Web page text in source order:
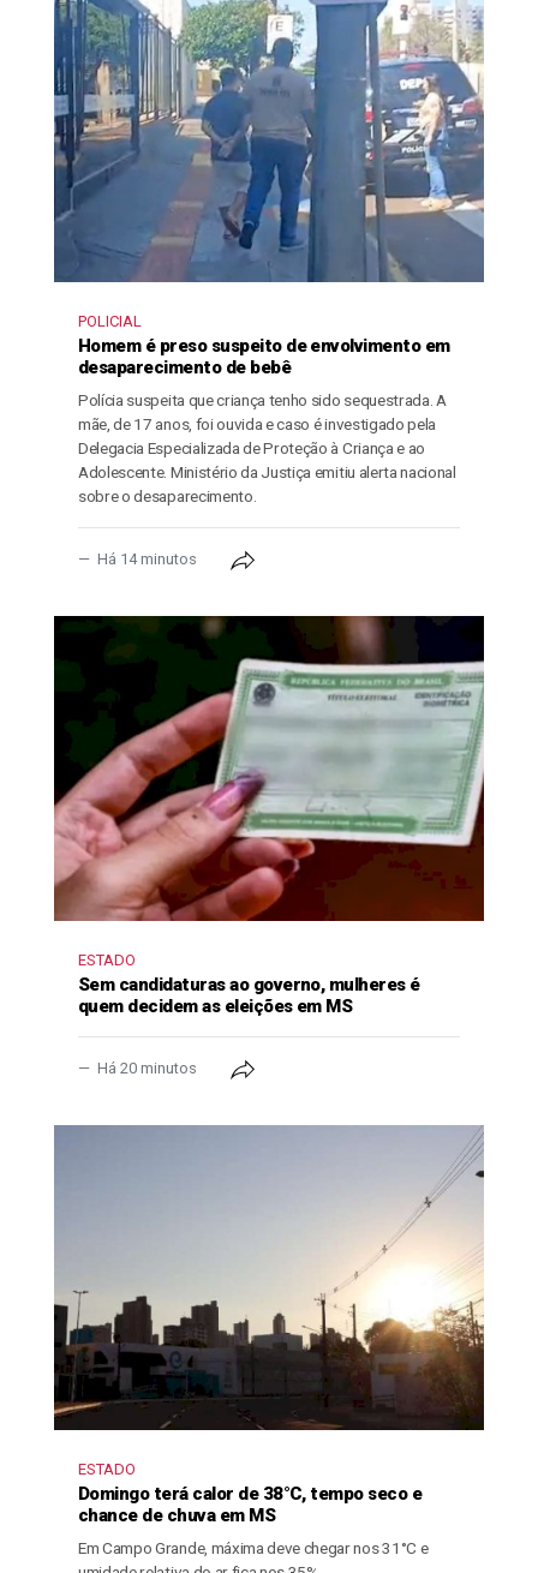
POLICIAL
Homem é preso suspeito de envolvimento em
desaparecimento de bebê
Polícia suspeita que criança tenho sido sequestrada. A
mãe, de 17 anos, foi ouvida e caso é investigado pela
Delegacia Especializada de Proteção à Criança e ao
Adolescente. Ministério da Justiça emitiu alerta nacional
sobre o desaparecimento.
Há 14 minutos
ESTADO
Sem candidaturas ao governo, mulheres é
quem decidem as eleições em MS
Há 20 minutos
ESTADO
Domingo terá calor de 38°C, tempo seco e
chance de chuva em MS
Em Campo Grande, máxima deve chegar nos 31°C e